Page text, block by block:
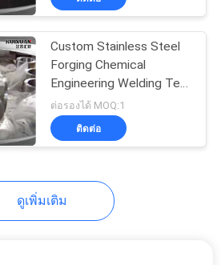
Forgings
Steel
Custom Stainless Steel
Forging Chemical
Engineering Welding Tee
Joint Pipe
ต่อรองได้ MOQ:1
ติดต่อ
ดูเพิ่มเติม